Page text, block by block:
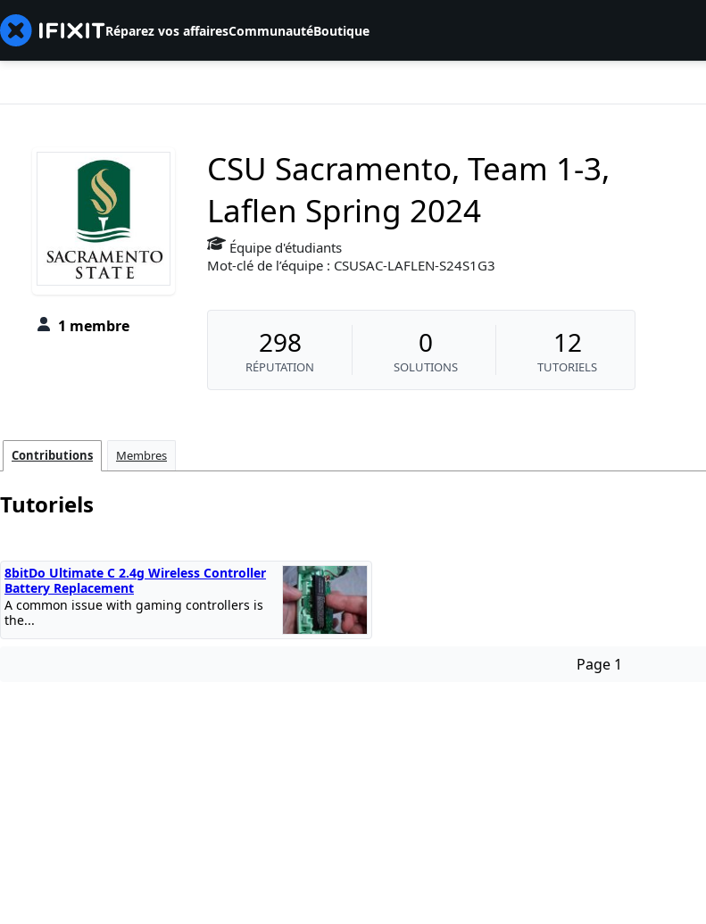
Réparez vos affairesCommunautéBoutique
1 membre
CSU Sacramento, Team 1-3,
Laflen Spring 2024
Équipe d'étudiants
Mot-clé de l’équipe : CSUSAC-LAFLEN-S24S1G3
298
RÉPUTATION
0
SOLUTIONS
12
TUTORIELS
Contributions Membres
Tutoriels
8bitDo Ultimate C 2.4g Wireless Controller
Battery Replacement
A common issue with gaming controllers is
the...
Page 1